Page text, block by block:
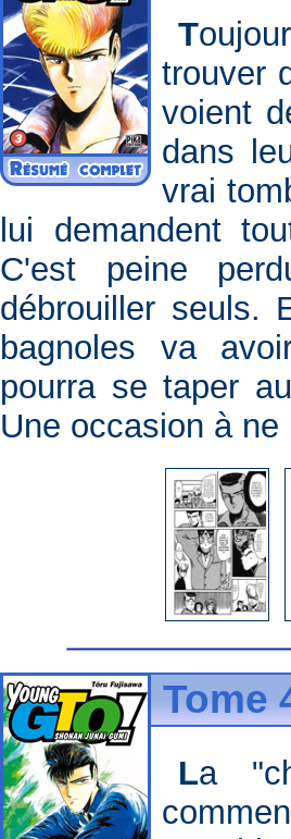
Toujours désespérés de ne pas
trouver
voient
dans
vrai
lui demandent
C'est peine
débrouiller seuls.
bagnoles va
pourra se taper
Une occasion à ne
Tome
La "chasse à l'onibaque" a